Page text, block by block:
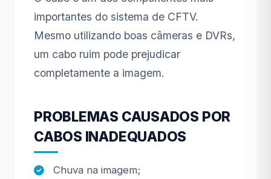
importantes do sistema de CFTV.
Mesmo utilizando boas câmeras e DVRs,
um cabo ruim pode prejudicar
completamente a imagem.
PROBLEMAS CAUSADOS POR
CABOS INADEQUADOS
Chuva na imagem;